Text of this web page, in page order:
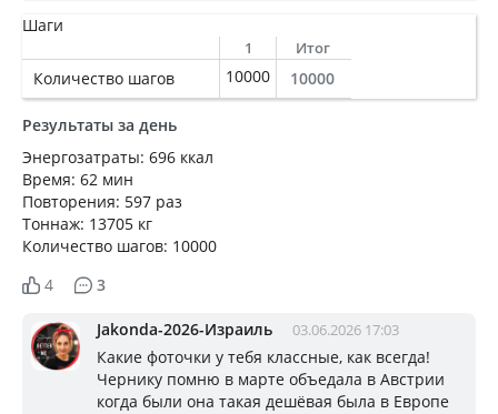
Шаги
1 Итог
Количество шагов 10000 10000
Результаты за день
Энергозатраты: 696 ккал
Время: 62 мин
Повторения: 597 раз
Тоннаж: 13705 кг
Количество шагов: 10000
4
3
Jakonda-2026-Израиль 03.06.2026 17:03
Какие фоточки у тебя классные, как всегда!
Чернику помню в марте объедала в Австрии
когда были она такая дешёвая была в Европе